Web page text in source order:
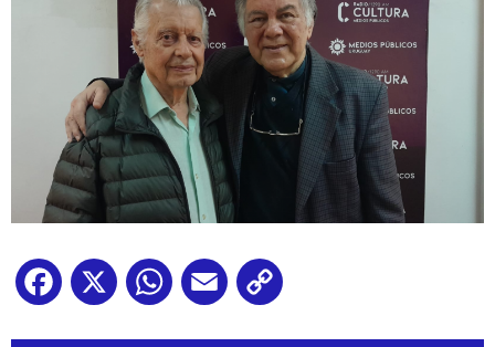
Facebook
X WhatsApp
Email
Reproductor